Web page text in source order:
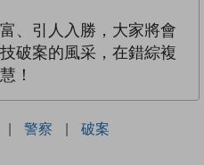
、引人入勝，大家將會
破案的風采，在錯綜複
！
| 警察 | 破案